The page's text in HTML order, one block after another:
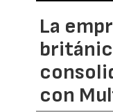
La
con